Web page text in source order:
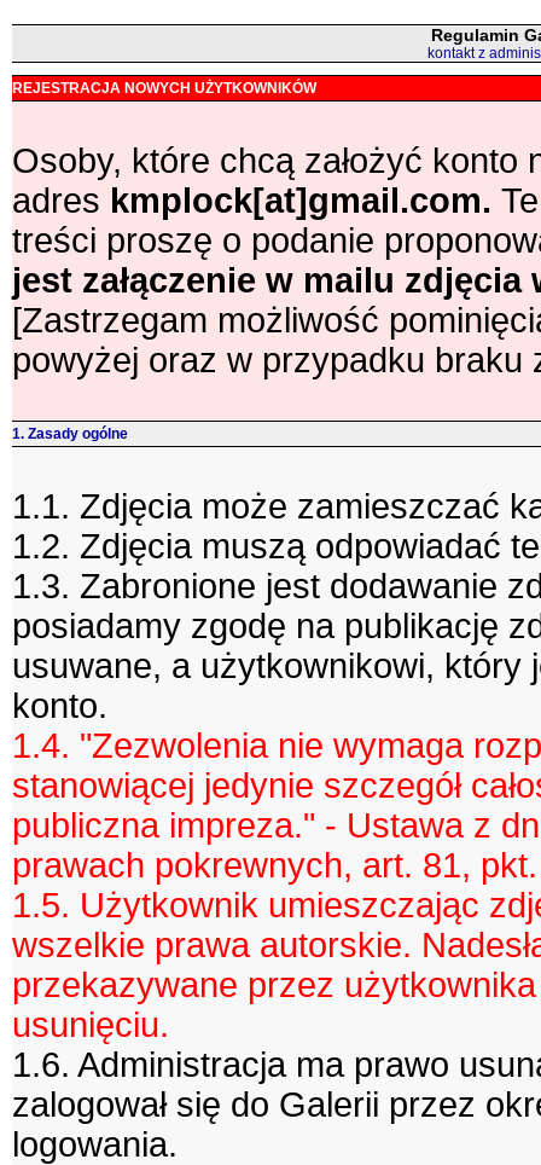
Regulamin
kontakt z
REJESTRACJA NOWYCH UŻYTKOWNIKÓW
Osoby, które chcą założyć konto
adres kmplock[at]gmail.com.
treści proszę o podanie
jest załączenie w mailu
[Zastrzegam możliwość
powyżej oraz w przypadku braku
1. Zasady ogólne
1.1. Zdjęcia może zamieszczać
1.2. Zdjęcia muszą odpowiadać
1.3. Zabronione jest dodawanie
posiadamy zgodę na publikację
usuwane, a użytkownikowi, który
konto.
1.4. "Zezwolenia nie wymaga
stanowiącej jedynie szczegół
publiczna impreza." - Ustawa z
prawach pokrewnych, art. 81,
1.5. Użytkownik umieszczając
wszelkie prawa autorskie.
przekazywane przez
usunięciu.
1.6. Administracja ma prawo
zalogował się do Galerii przez
logowania.